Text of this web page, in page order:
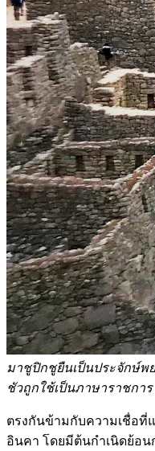
มาชูปิกชูยืนเป็นประจักษ์พ
ชัวถูกใช้เป็นภาษาราชการ
ตรงกันข้ามกับความเชื่อที่
อินคา โดยมีต้นกำเนิดย้อ